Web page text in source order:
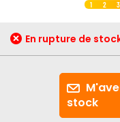
de
la
1 2 3
En rupture de
stock